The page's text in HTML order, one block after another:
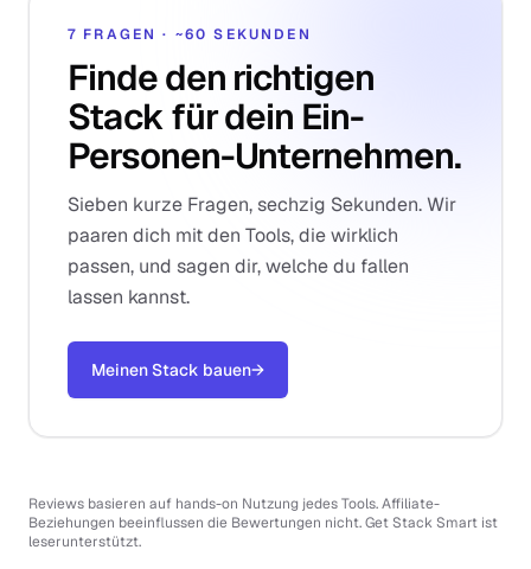
7 FRAGEN · ~60 SEKUNDEN
Finde den richtigen
Stack für dein Ein-
Personen-Unternehmen.
Sieben kurze Fragen, sechzig Sekunden. Wir
paaren dich mit den Tools, die wirklich
passen, und sagen dir, welche du fallen
lassen kannst.
Meinen Stack bauen→
Reviews basieren auf hands-on Nutzung jedes Tools. Affiliate-
Beziehungen beeinflussen die Bewertungen nicht. Get Stack Smart ist
leserunterstützt.